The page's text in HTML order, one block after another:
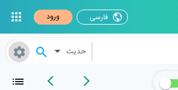
فارسی ورود
حدیث